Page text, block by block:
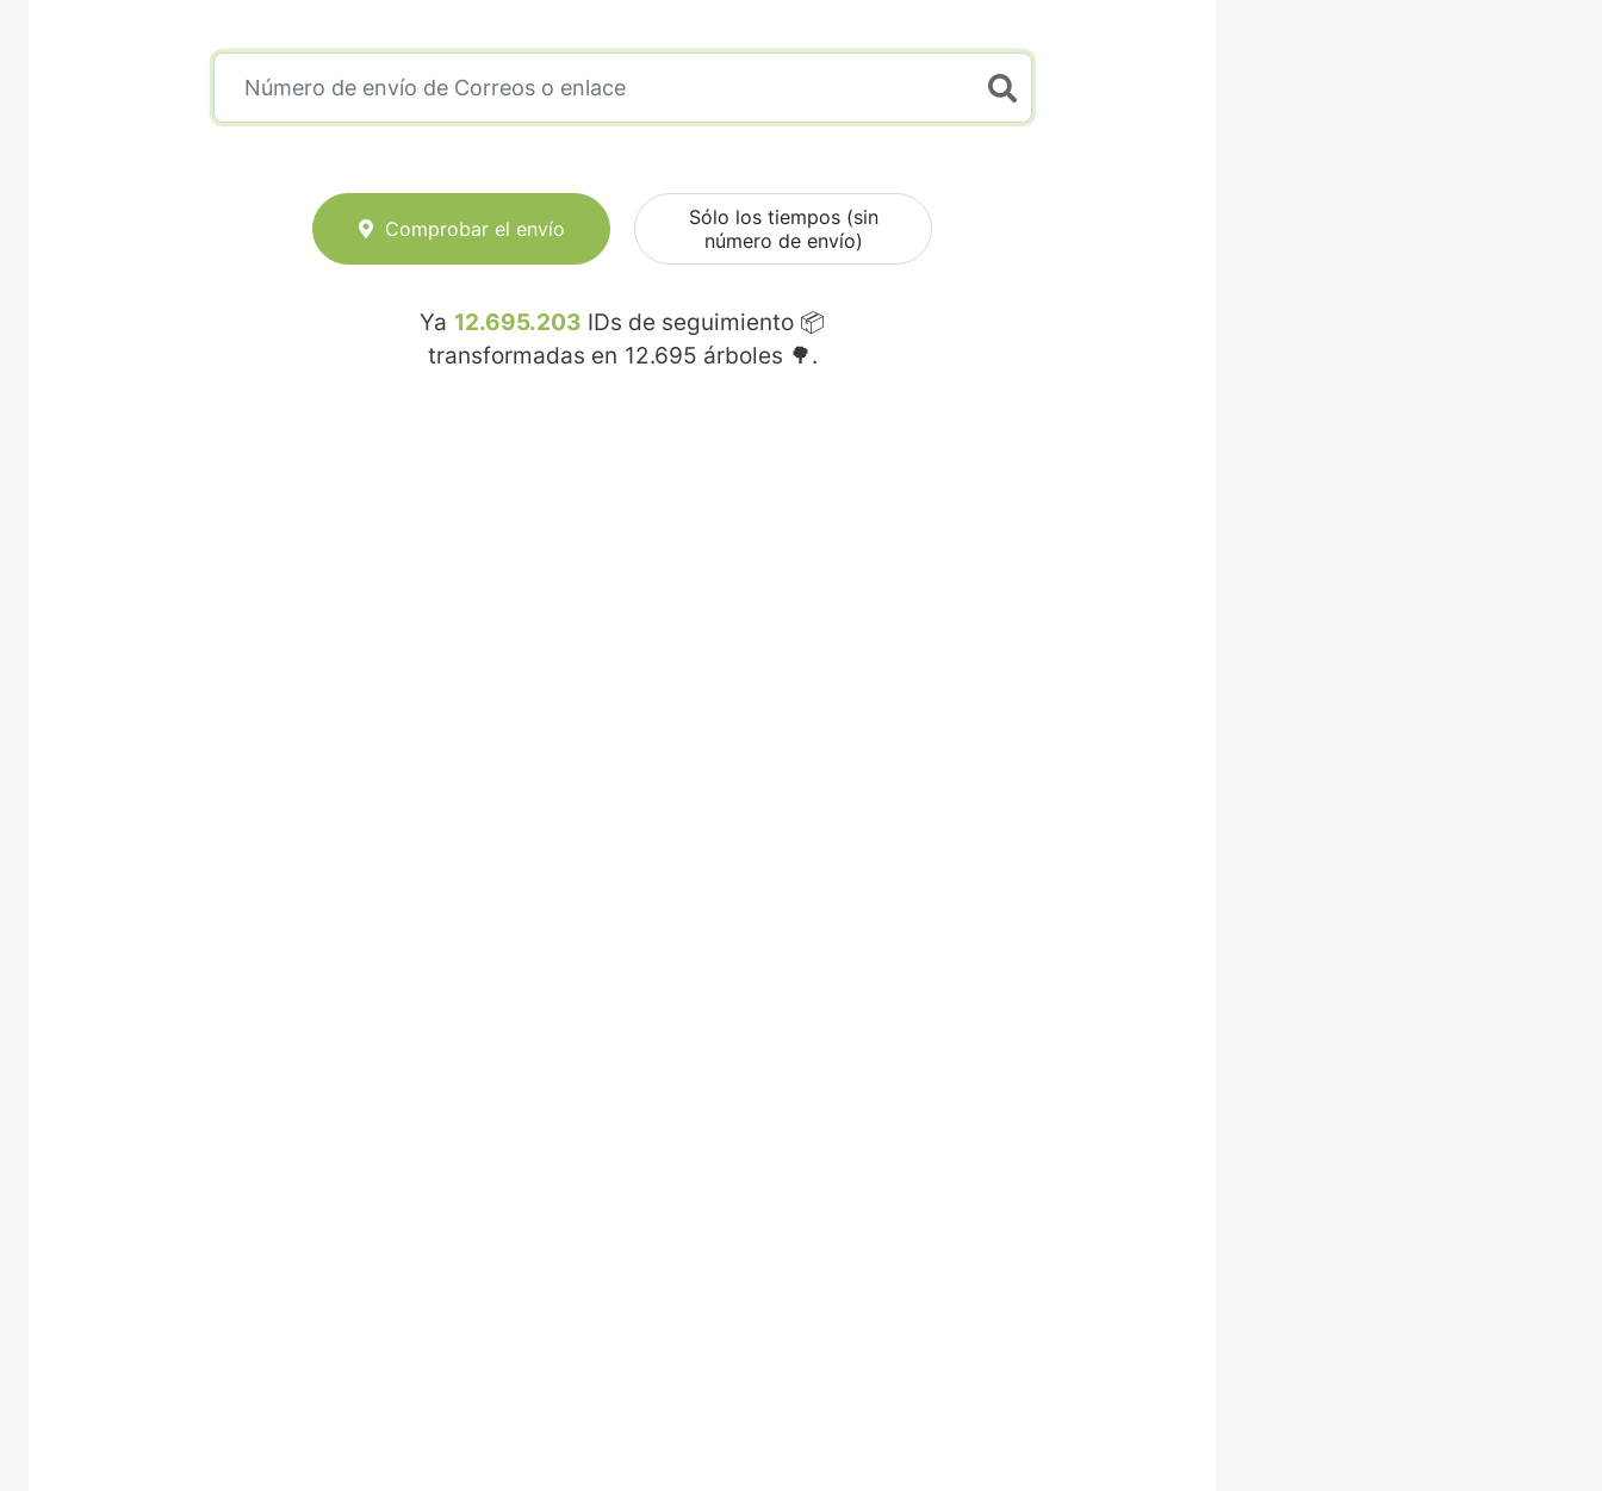
Comprobar el envío
Sólo los tiempos (sin
número de envío)
Ya 12.695.203 IDs de seguimiento 📦
transformadas en 12.695 árboles 🌳.